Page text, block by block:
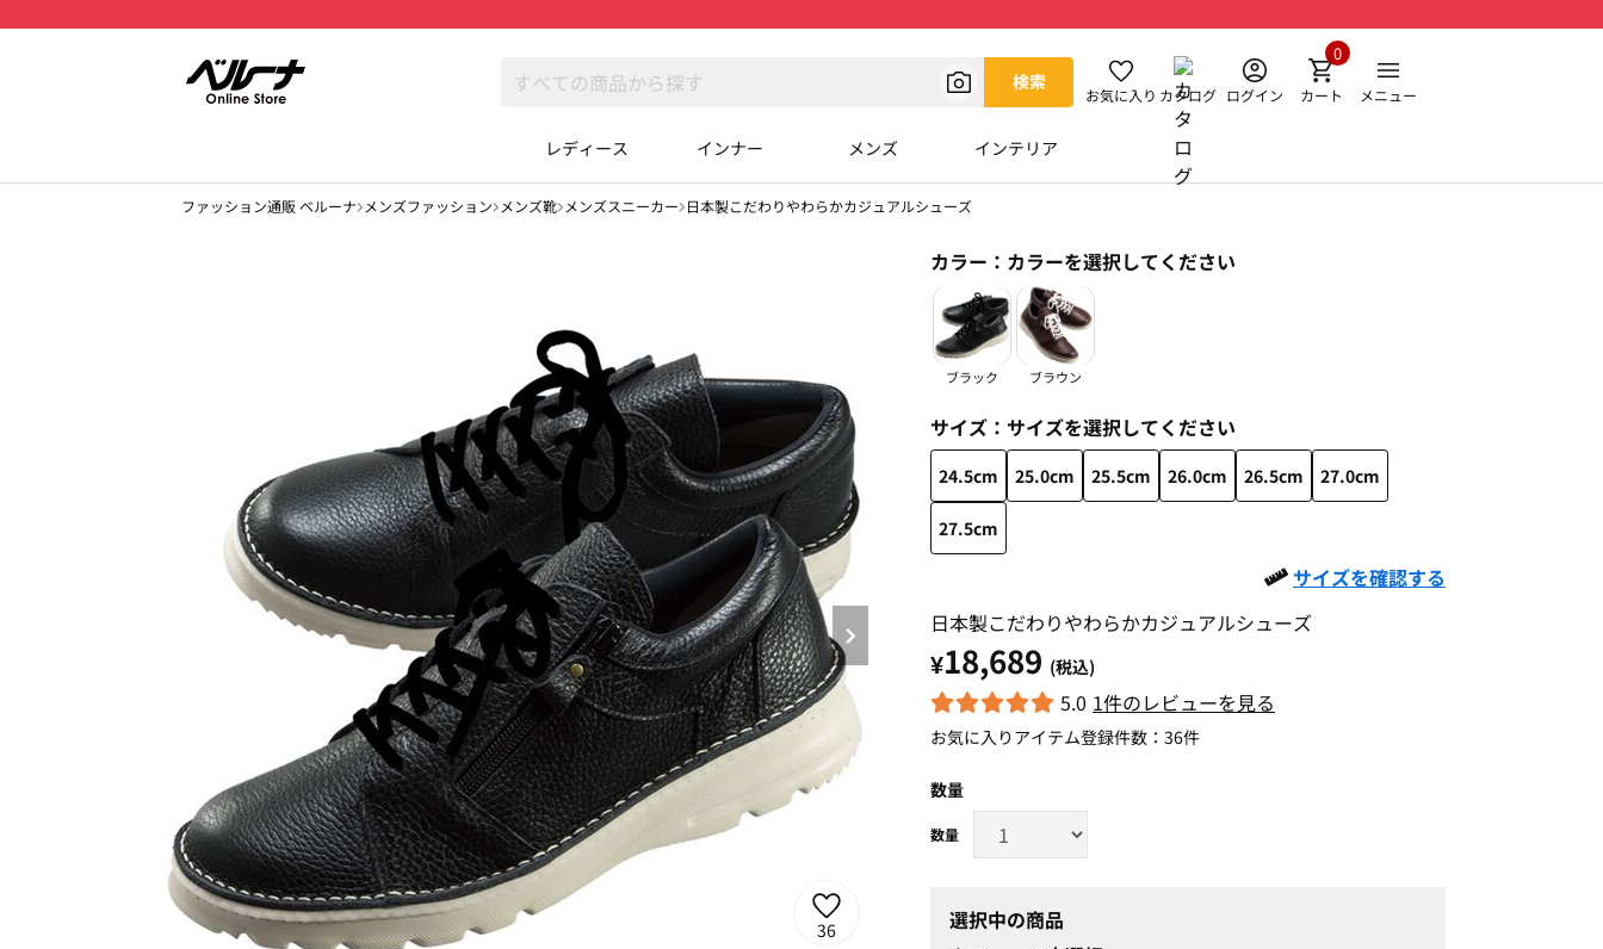
検索
お気に入り カタログ ログイン カート
0
メニュー
レディース インナー メンズ インテリア
ファッション通販 ベルーナ メンズファッション メンズ靴 メンズスニーカー 日本製こだわりやわらかカジュアルシューズ
36
カラー： カラーを選択してください
ブラック ブラウン
サイズ： サイズを選択してください
24.5cm 25.0cm 25.5cm 26.0cm 26.5cm 27.0cm
27.5cm
サイズを確認する
日本製こだわりやわらかカジュアルシューズ
¥18,689 (税込)
5.0 1件のレビューを見る
お気に入りアイテム登録件数： 36件
数量
選択中の商品